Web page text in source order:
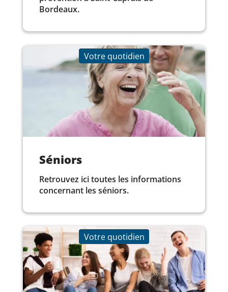
Bordeaux.
Votre quotidien
Séniors
Retrouvez ici toutes les informations
concernant les séniors.
Votre quotidien